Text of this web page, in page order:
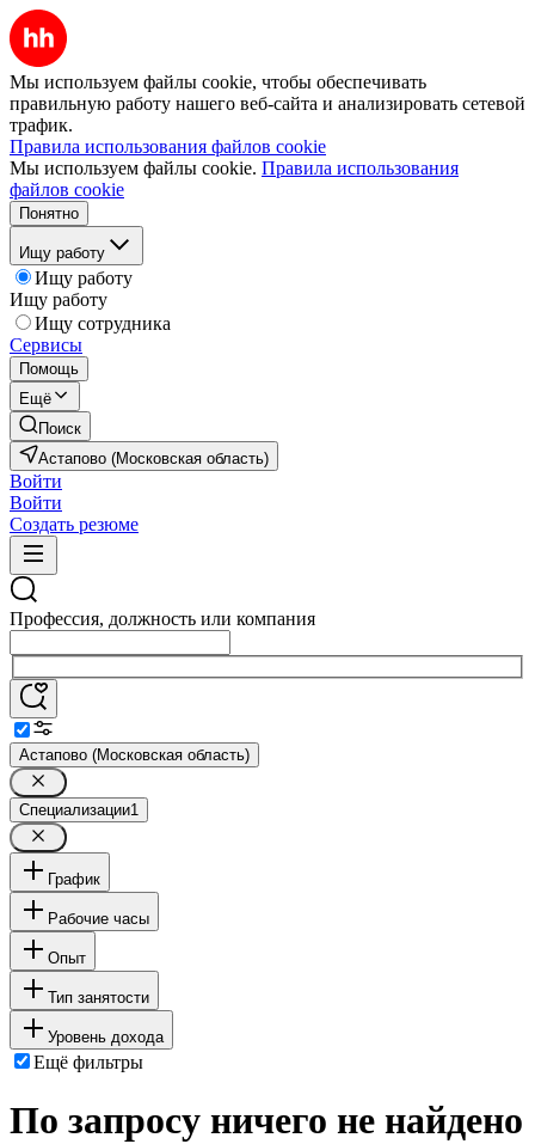
Мы используем файлы cookie, чтобы обеспечивать
правильную работу нашего веб-сайта и анализировать сетевой
трафик.
Правила использования файлов cookie
Мы используем файлы cookie. Правила использования
файлов cookie
Понятно
Ищу работу
Ищу работу
Ищу работу
Ищу сотрудника
Сервисы
Помощь
Ещё
Поиск
Астапово (Московская область)
Войти
Войти
Создать резюме
Профессия, должность или компания
Астапово (Московская область)
Специализации1
График
Рабочие часы
Опыт
Тип занятости
Уровень дохода
Ещё фильтры
По запросу ничего не найдено